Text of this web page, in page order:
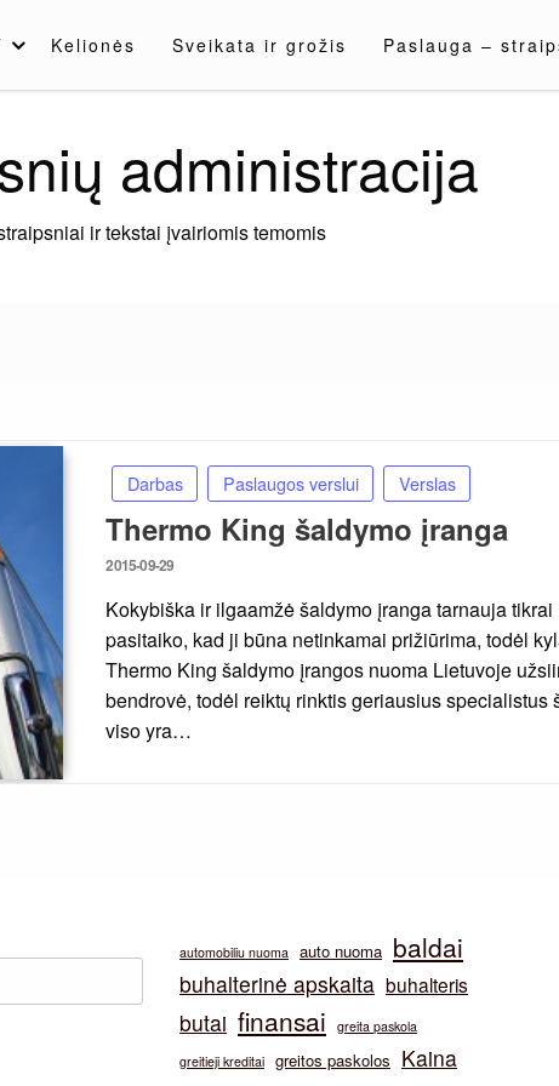
Kelionės Sveikata ir grožis Paslauga –
administracija
ir tekstai įvairiomis temomis
Darbas Paslaugos verslui Verslas
Thermo King šaldymo įranga
Posted
2015-09-29
Kokybiška ir ilgaamžė šaldymo įranga tarnauja
pasitaiko, kad ji būna netinkamai prižiūrima, todėl
Thermo King šaldymo įrangos nuoma Lietuvoje
bendrovė, todėl reiktų rinktis geriausius specialistus
viso yra…
automobiliu nuoma auto nuoma baldai
buhalterinė apskaita buhalteris
butai finansai
greita paskola
greitieji kreditai greitos paskolos Kaina